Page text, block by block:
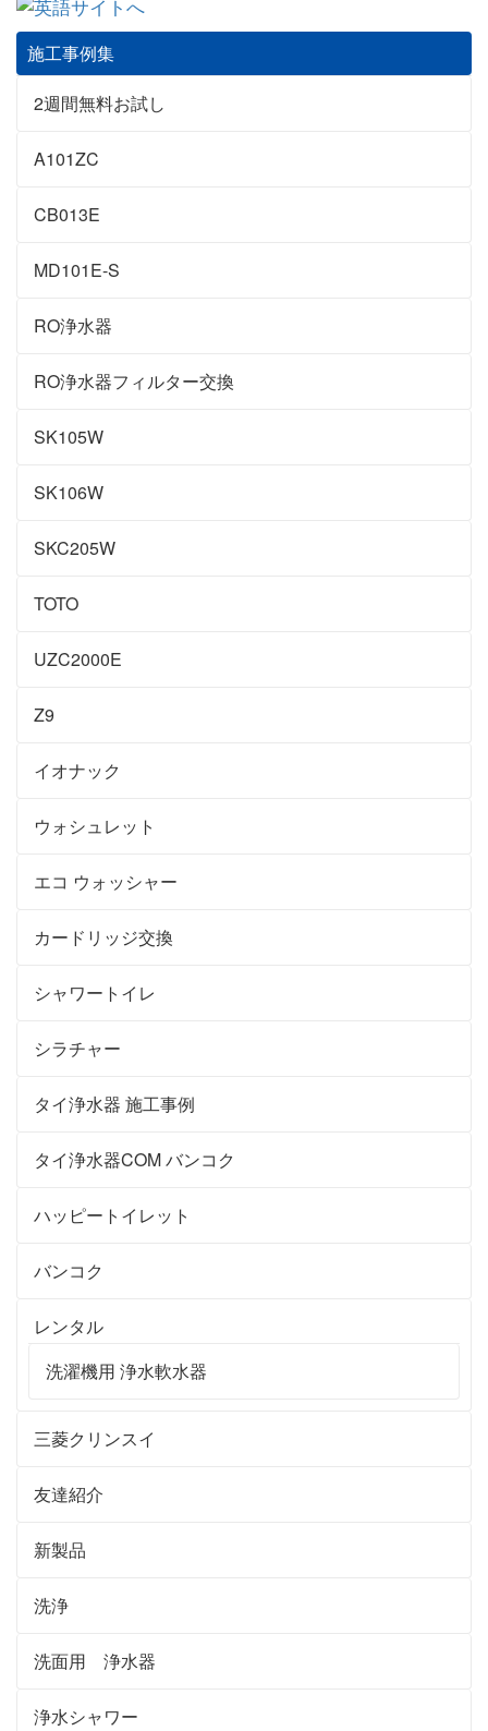
施工事例集
2週間無料お試し
A101ZC
CB013E
MD101E-S
RO浄水器
RO浄水器フィルター交換
SK105W
SK106W
SKC205W
TOTO
UZC2000E
Z9
イオナック
ウォシュレット
エコ ウォッシャー
カードリッジ交換
シャワートイレ
シラチャー
タイ浄水器 施工事例
タイ浄水器COM バンコク
ハッピートイレット
バンコク
レンタル
洗濯機用 浄水軟水器
三菱クリンスイ
友達紹介
新製品
洗浄
洗面用 浄水器
浄水シャワー